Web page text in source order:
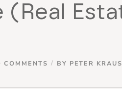
(Real
COMMENTS BY PETER